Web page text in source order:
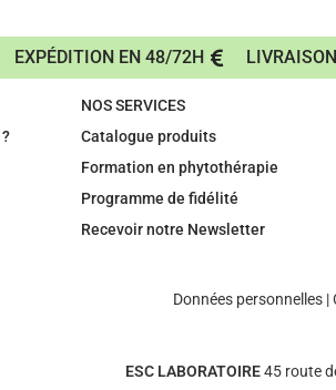
EXPÉDITION EN 48/72H
NOS SERVICES
Catalogue produits
Formation en phytothérapie
Programme de fidélité
Recevoir notre Newsletter
Données personnelles|
ESC LABORATOIRE45 route